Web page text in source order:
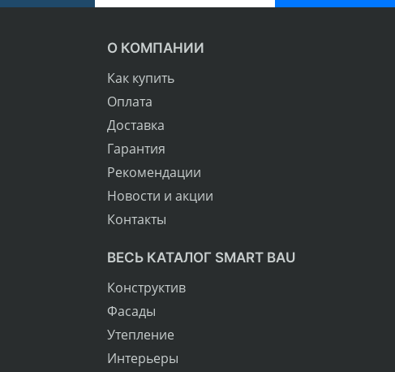
О КОМПАНИИ
Как купить
Оплата
Доставка
Гарантия
Рекомендации
Новости и акции
Контакты
ВЕСЬ КАТАЛОГ SMART BAU
Конструктив
Фасады
Утепление
Интерьеры